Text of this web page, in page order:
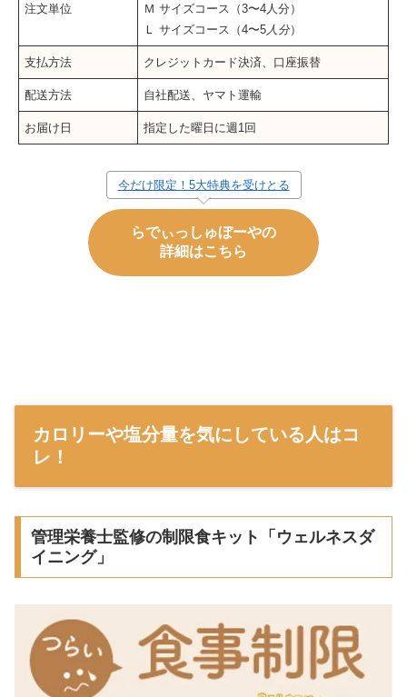
注文単位
Ｍ サイズコース（3〜4人分）
Ｌ サイズコース（4〜5 人分）
支払方法 クレジットカード決済、口座振替
配送方法 自社配送、ヤマト運輸
お届け日 指定した曜日に週1回
今だけ限定！5大特典を受けとる
らでぃっしゅぼーやの
詳細はこちら
カロリーや塩分量を気にしている人はコ
レ！
管理栄養士監修の制限食キット「ウェルネスダ
イニング」